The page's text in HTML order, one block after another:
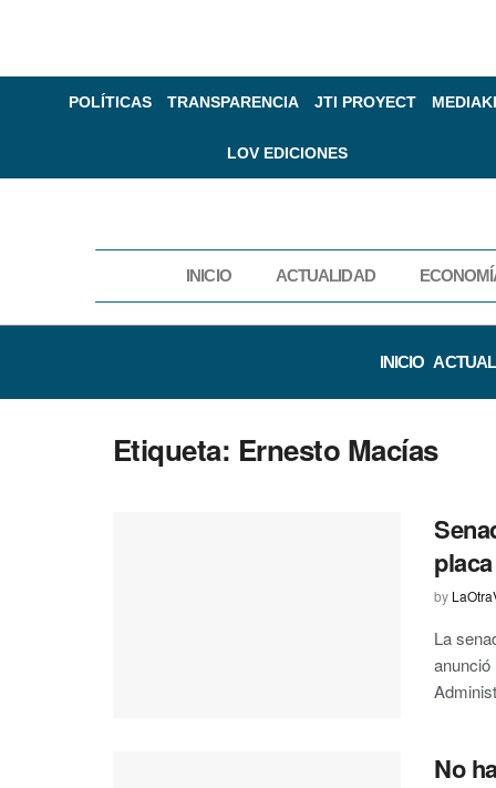
POLÍTICAS TRANSPARENCIA JTI PROYECT
LOV EDICIONES
INICIO ACTUALIDAD
INICIO
Etiqueta: Ernesto Macías
by
La
anunció
No